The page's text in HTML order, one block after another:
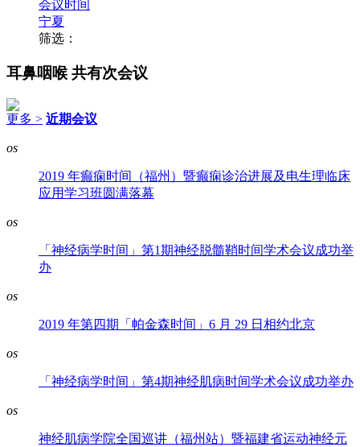
会议时间
宁夏
筛选：
耳鼻咽喉 共有次会议
更多 > 近期会议
os
2019 年癫痫时间（福州）暨癫痫诊治进展及电生理临床
应用学习班圆满落幕
os
「神经病学时间」第1期神经脱髓鞘时间学术会议成功举
办
os
2019 年第四期「帕金森时间」6 月 29 日相约北京
os
「神经病学时间」第4期神经肌病时间学术会议成功举办
os
神经肌病学院全国巡讲（福州站）暨福建省运动神经元